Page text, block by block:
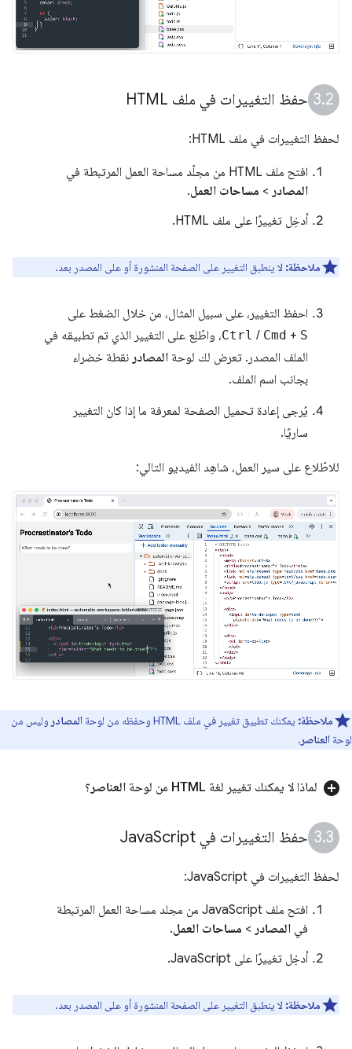
حفظ التغييرات في ملف HTML
لحفظ التغييرات في ملف HTML:
افتح ملف HTML من مجلّد مساحة العمل المرتبطة في
المصادر > مساحات العمل.
أدخِل تغييرًا على ملف HTML.
ملاحظة: لا ينطبق التغيير على الصفحة المنشورة أو على المصدر بعد.
احفظ التغيير، على سبيل المثال، من خلال الضغط على
Ctrl / Cmd + S
، واطّلِع على التغيير الذي تم تطبيقه في
الملف المصدر. تعرض لك لوحة المصادر نقطة خضراء
بجانب اسم الملف.
يُرجى إعادة تحميل الصفحة لمعرفة ما إذا كان التغيير
ساريًا.
للاطّلاع على سير العمل، شاهِد الفيديو التالي:
ملاحظة: يمكنك تطبيق تغيير في ملف HTML وحفظه من لوحة المصادر وليس من
لوحة العناصر.
لماذا لا يمكنك تغيير لغة HTML من لوحة العناصر ؟
حفظ التغييرات في Java Script
لحفظ التغييرات في JavaScript:
افتح ملف JavaScript من مجلد مساحة العمل المرتبطة
في المصادر > مساحات العمل.
أدخِل تغييرًا على JavaScript.
ملاحظة: لا ينطبق التغيير على الصفحة المنشورة أو على المصدر بعد.